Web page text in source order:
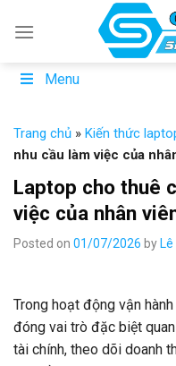
Menu
Trang chủ » Kiến thức
nhu cầu làm việc của
Laptop cho thuê
việc của nhân
Posted on 01/07/2026 by
Trong hoạt động vận
đóng vai trò đặc biệt
tài chính, theo dõi doanh